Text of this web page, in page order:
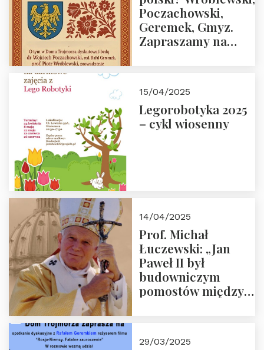
Poczachowski,
Geremek, Gmyz.
Zapraszamy na
Trójmorza.
15/04/2025
Legorobotyka 2025
– cykl wiosenny
14/04/2025
Prof. Michał
Łuczewski: „Jan
Paweł II był
budowniczym
pomostów między
29/03/2025